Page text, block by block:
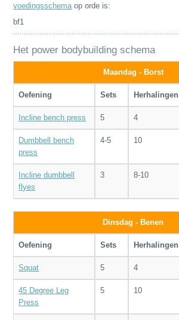
voedingsschema op orde is:
bf1
Het power bodybuilding schema
Maandag - Borst
Oefening Sets Herhalingen
Incline bench press 5 4
Dumbbell bench
press
4-5 10
Incline dumbbell
flyes
3 8-10
Dinsdag - Benen
Oefening Sets Herhalingen
Squat 5 4
45 Degree Leg
Press
5 10